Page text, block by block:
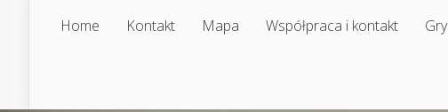
Home Kontakt Mapa Współpraca i kontakt Gry